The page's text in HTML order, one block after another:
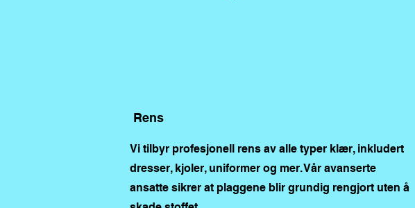
Rens
Vi tilbyr profesjonell rens av alle typer klær, inkludert
dresser, kjoler, uniformer og mer. Vår avanserte
ansatte sikrer at plaggene blir grundig rengjort uten å